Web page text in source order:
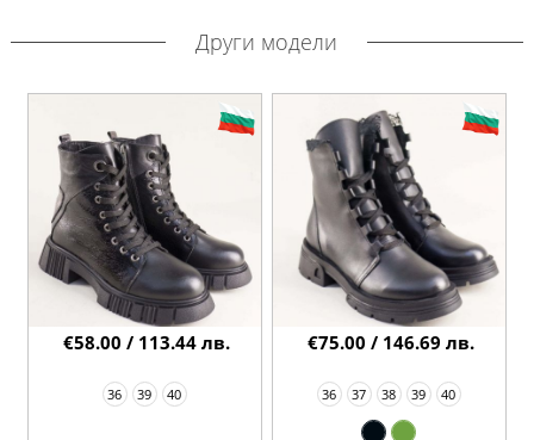
Други модели
36 39 40
€58.00 / 113.44 лв.
36 37 38 39 40
€75.00 / 146.69 лв.